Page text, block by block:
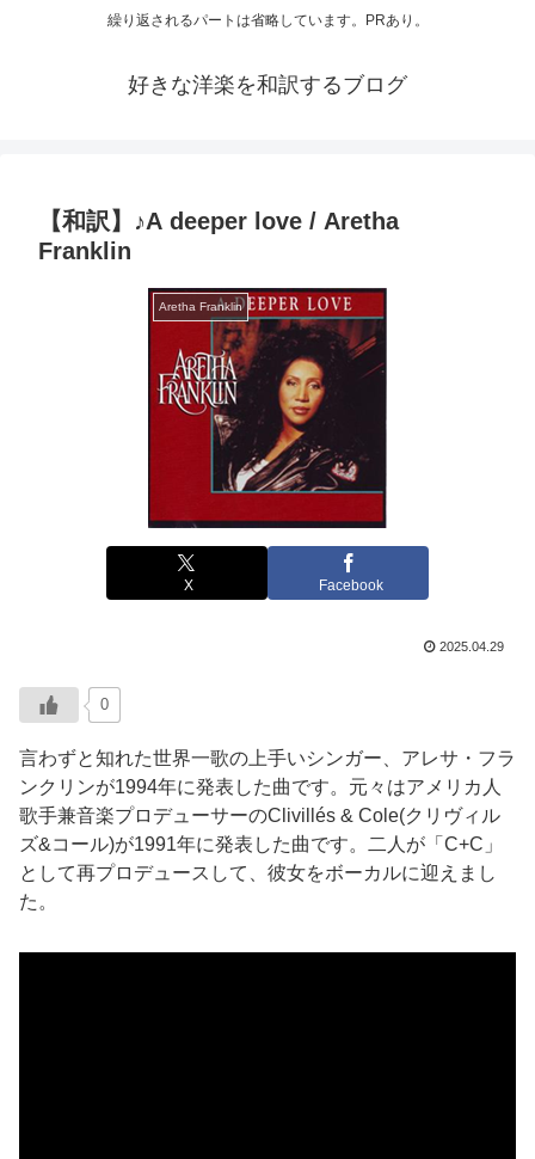
繰り返されるパートは省略しています。PRあり。
好きな洋楽を和訳するブログ
【和訳】♪A deeper love / Aretha
Franklin
Aretha Franklin
X Facebook
2025.04.29
0
言わずと知れた世界一歌の上手いシンガー、アレサ・フラ
ンクリンが1994年に発表した曲です。元々はアメリカ人
歌手兼音楽プロデューサーのClivillés & Cole(クリヴィル
ズ&コール)が1991年に発表した曲です。二人が「C+C」
として再プロデュースして、彼女をボーカルに迎えまし
た。